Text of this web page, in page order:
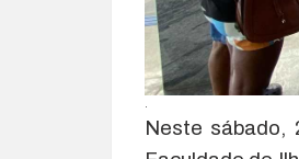
Neste sábado,